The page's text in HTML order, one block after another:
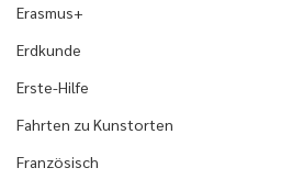
Erasmus+
Erdkunde
Erste-Hilfe
Fahrten zu Kunstorten
Französisch